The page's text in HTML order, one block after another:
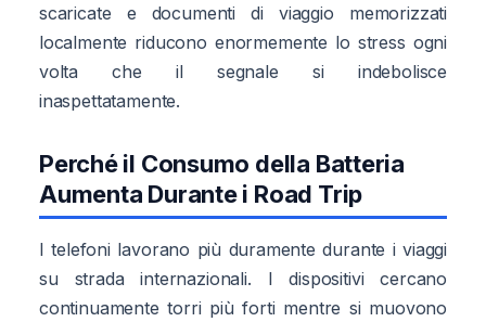
scaricate e documenti di viaggio memorizzati
localmente riducono enormemente lo stress ogni
volta che il segnale si indebolisce
inaspettatamente.
Perché il Consumo della Batteria
Aumenta Durante i Road Trip
I telefoni lavorano più duramente durante i viaggi
su strada internazionali. I dispositivi cercano
continuamente torri più forti mentre si muovono